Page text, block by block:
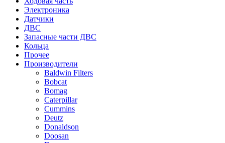
Электроника
Датчики
ДВС
Запасные части ДВС
Кольца
Прочее
Производители
Baldwin Filters
Bobcat
Bomag
Caterpillar
Cummins
Deutz
Donaldson
Doosan